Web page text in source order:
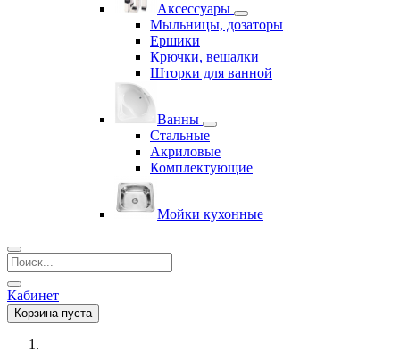
Аксессуары
Мыльницы, дозаторы
Ершики
Крючки, вешалки
Шторки для ванной
Ванны
Стальные
Акриловые
Комплектующие
Мойки кухонные
Кабинет
Корзина пуста